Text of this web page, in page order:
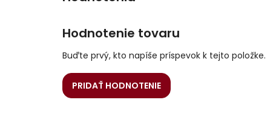
Hodnotenie tovaru
Buďte prvý, kto napíše príspevok k tejto položke.
PRIDAŤ HODNOTENIE